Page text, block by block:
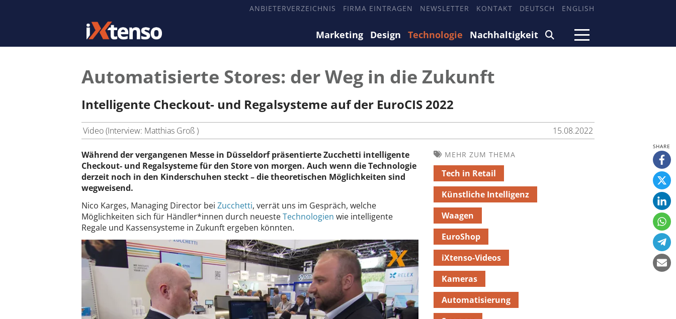
ANBIETERVERZEICHNIS FIRMA EINTRAGEN NEWSLETTER KONTAKT DEUTSCH ENGLISH
Marketing Design Technologie Nachhaltigkeit
Automatisierte Stores: der Weg in die Zukunft
Intelligente Checkout- und Regalsysteme auf der EuroCIS 2022
Video (Interview: Matthias Groß ) 15.08.2022
Während der vergangenen Messe in Düsseldorf präsentierte Zucchetti intelligente
Checkout- und Regalsysteme für den Store von morgen. Auch wenn die Technologie
derzeit noch in den Kinderschuhen steckt – die theoretischen Möglichkeiten sind
wegweisend.
Nico Karges, Managing Director bei Zucchetti, verrät uns im Gespräch, welche
Möglichkeiten sich für Händler*innen durch neuesteTechnologien wie intelligente
Regale und Kassensysteme in Zukunft ergeben könnten.
MEHR ZUM THEMA
Tech in Retail
Künstliche Intelligenz
Waagen
EuroShop
iXtenso-Videos
Kameras
Automatisierung